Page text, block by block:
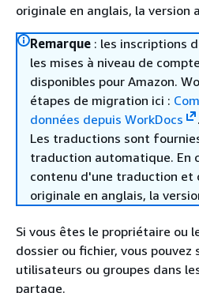
originale en anglais, la version
Remarque : les inscriptions
les mises à niveau de
disponibles pour Amazon.
étapes de migration ici :
données depuis WorkDocs
.
Les traductions sont
traduction automatique. En
contenu d'une traduction et
originale en anglais, la
Si vous êtes le propriétaire ou
dossier ou fichier, vous pouvez
utilisateurs ou groupes dans
partage.